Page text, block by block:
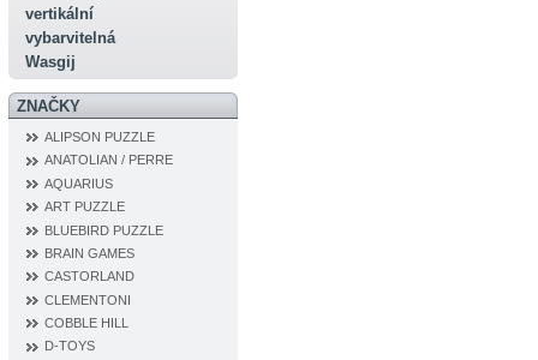
vertikální
vybarvitelná
Wasgij
ZNAČKY
ALIPSON PUZZLE
ANATOLIAN / PERRE
AQUARIUS
ART PUZZLE
BLUEBIRD PUZZLE
BRAIN GAMES
CASTORLAND
CLEMENTONI
COBBLE HILL
D‐TOYS